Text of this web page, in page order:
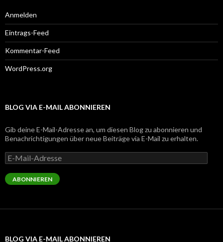
Anmelden
Eintrags-Feed
Kommentar-Feed
WordPress.org
BLOG VIA E-MAIL ABONNIEREN
Gib deine E-Mail-Adresse an, um diesen Blog zu abonnieren und
Benachrichtigungen über neue Beiträge via E-Mail zu erhalten.
E-
Mail-
Adresse
ABONNIEREN
BLOG VIA E-MAIL ABONNIEREN